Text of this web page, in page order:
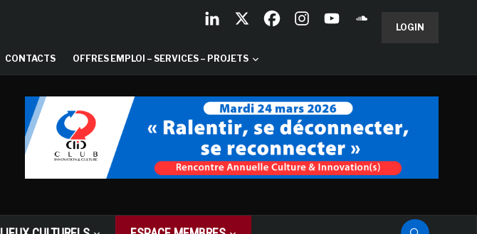
LOGIN
CONTACTS OFFRES EMPLOI – SERVICES – PROJETS